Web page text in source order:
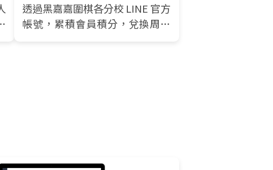
透過黑嘉嘉圍棋各分校 LINE 官方
帳號，累積會員積分，兌換周邊